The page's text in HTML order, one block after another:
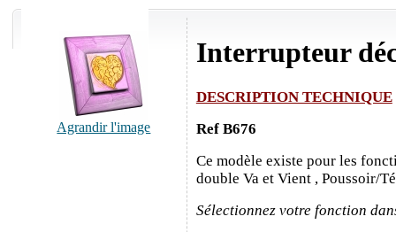
Agrandir l'image
Interrupteur
DESCRIPTION TECHNIQUE
Ref B676
Ce modèle existe pour les
double Va et Vient , Poussoir/
Sélectionnez votre fonction